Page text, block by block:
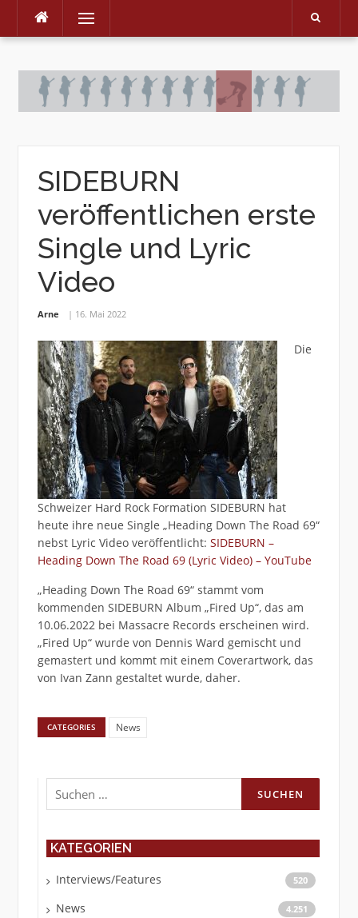
Skip
Menu
SIDEBURN
veröffentlichen erste
Single und Lyric
Video
Arne 16. Mai 2022
Die
Schweizer Hard Rock Formation SIDEBURN hat
heute ihre neue Single „Heading Down The Road 69“
nebst Lyric Video veröffentlicht: SIDEBURN –
Heading Down The Road 69 (Lyric Video) – YouTube
„Heading Down The Road 69“ stammt vom
kommenden SIDEBURN Album „Fired Up“, das am
10.06.2022 bei Massacre Records erscheinen wird.
„Fired Up“ wurde von Dennis Ward gemischt und
gemastert und kommt mit einem Coverartwork, das
von Ivan Zann gestaltet wurde, daher.
CATEGORIES News
Suchen
nach:
KATEGORIEN
Interviews/Features 520
News 4.251